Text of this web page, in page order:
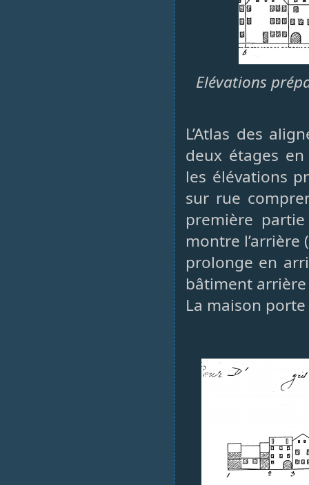
Elévations
L’Atlas des
deux étages
les élévations
sur rue
première
montre
prolonge en
bâtiment arrière
La maison porte